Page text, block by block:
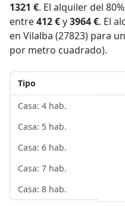
1321 €. El alquiler del
entre412 €y3964 €. El
en Vilalba (27823) para
por metro cuadrado).
Tipo
Casa: 4 hab.
Casa: 5 hab.
Casa: 6 hab.
Casa: 7 hab.
Casa: 8 hab.